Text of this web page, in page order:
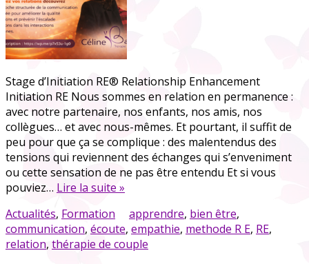
Stage d’Initiation RE® Relationship Enhancement
Initiation RE Nous sommes en relation en permanence :
avec notre partenaire, nos enfants, nos amis, nos
collègues… et avec nous-mêmes. Et pourtant, il suffit de
peu pour que ça se complique : des malentendus des
tensions qui reviennent des échanges qui s’enveniment
ou cette sensation de ne pas être entendu Et si vous
pouviez… Lire la suite »
Actualités, Formation apprendre, bien être,
communication, écoute, empathie, methode R E, RE,
relation, thérapie de couple